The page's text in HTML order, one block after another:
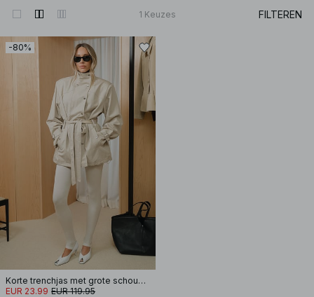
1 Keuzes FILTEREN
-80%
Korte trenchjas met grote schoudervullingen
EUR 23.99 EUR 119.95